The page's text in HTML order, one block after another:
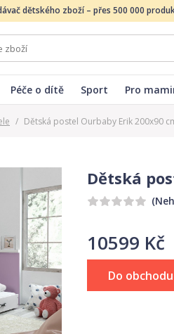
dětského zboží – přes 500 000
Péče o dítě Sport Pro
/ Dětská postel Ourbaby Erik 200x90
Dětská
10599 Kč
Do